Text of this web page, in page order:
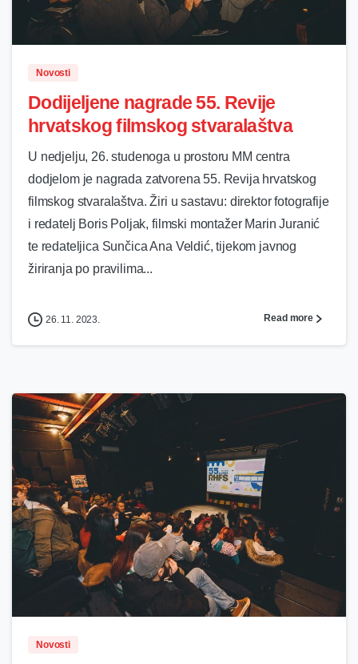
Novosti
Dodijeljene nagrade 55. Revije
hrvatskog filmskog stvaralaštva
U nedjelju, 26. studenoga u prostoru MM centra
dodjelom je nagrada zatvorena 55. Revija hrvatskog
filmskog stvaralaštva. Žiri u sastavu: direktor fotografije
i redatelj Boris Poljak, filmski montažer Marin Juranić
te redateljica Sunčica Ana Veldić, tijekom javnog
žiriranja po pravilima...
26. 11. 2023. Read more
0
Novosti